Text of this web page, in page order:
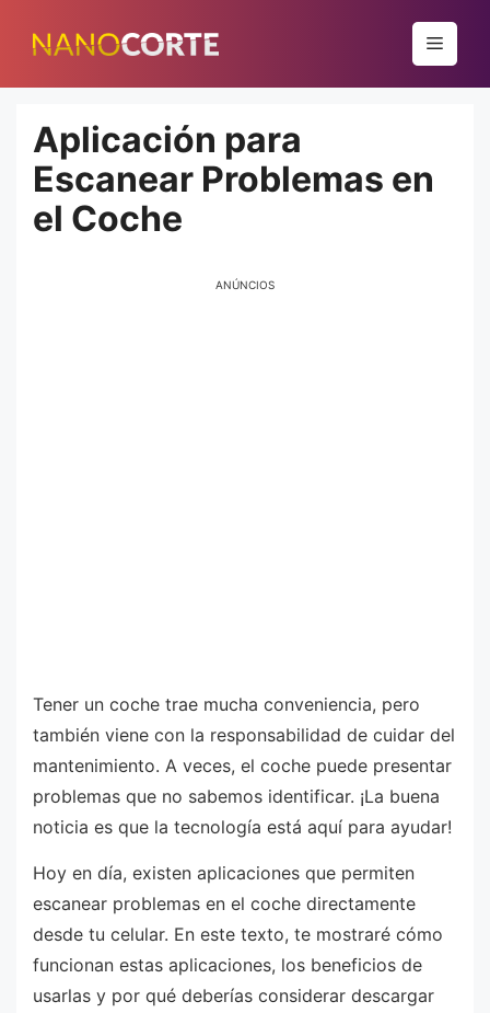
para
conteúdo
Menu
Aplicación para
Escanear Problemas en
el Coche
ANÚNCIOS
Tener un coche trae mucha conveniencia, pero
también viene con la responsabilidad de cuidar del
mantenimiento. A veces, el coche puede presentar
problemas que no sabemos identificar. ¡La buena
noticia es que la tecnología está aquí para ayudar!
Hoy en día, existen aplicaciones que permiten
escanear problemas en el coche directamente
desde tu celular. En este texto, te mostraré cómo
funcionan estas aplicaciones, los beneficios de
usarlas y por qué deberías considerar descargar